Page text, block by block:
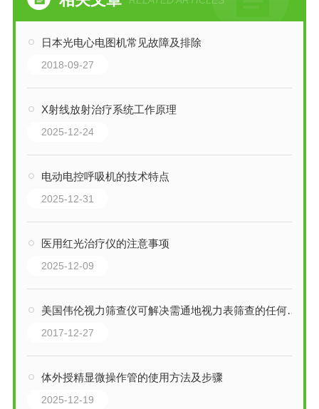
日本光电心电图机常见故障及排除
2018-09-27
X射线放射治疗系统工作原理
2025-12-24
电动电控呼吸机的技术特点
2025-12-31
医用红光治疗仪的注意事项
2025-12-09
美国伟伦视力筛查仪可解决需通地视力表筛查的任何问题
2017-12-27
体外授精显微操作管的使用方法及步骤
2025-12-19